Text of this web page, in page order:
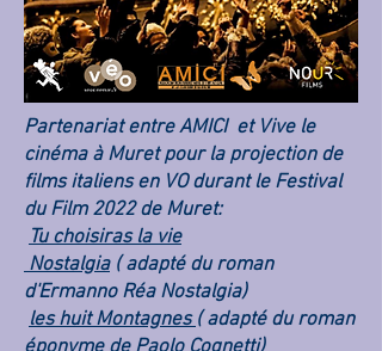
Partenariat entre AMICI et Vive le
cinéma à Muret pour la projection de
films italiens en VO durant le Festival
du Film 2022 de Muret:
Tu choisiras la vie
Nostalgia( adapté du roman
d'Ermanno Réa Nostalgia)
les huit Montagnes( adapté du roman